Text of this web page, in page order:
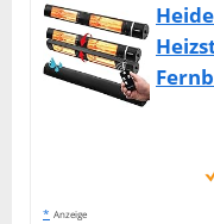
* Anzeige